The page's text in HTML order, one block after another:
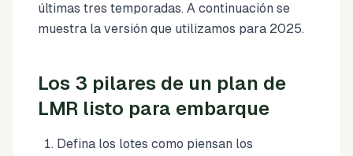
últimas tres temporadas. A continuación se
muestra la versión que utilizamos para 2025.
Los 3 pilares de un plan de
LMR listo para embarque
Defina los lotes como piensan los